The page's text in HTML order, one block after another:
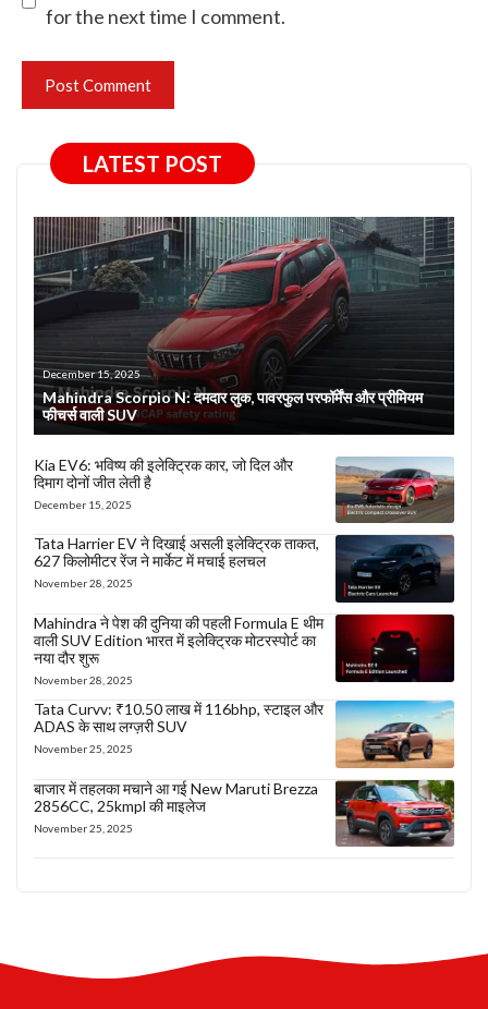
for the next time I comment.
LATEST POST
December 15, 2025
Mahindra Scorpio N: दमदार लुक, पावरफुल परफॉर्मेंस और प्रीमियम
फीचर्स वाली SUV
Kia EV6: भविष्य की इलेक्ट्रिक कार, जो दिल और
दिमाग दोनों जीत लेती है
December 15, 2025
Tata Harrier EV ने दिखाई असली इलेक्ट्रिक ताकत,
627 किलोमीटर रेंज ने मार्केट में मचाई हलचल
November 28, 2025
Mahindra ने पेश की दुनिया की पहली Formula E थीम
वाली SUV Edition भारत में इलेक्ट्रिक मोटरस्पोर्ट का
नया दौर शुरू
November 28, 2025
Tata Curvv: ₹10.50 लाख में 116bhp, स्टाइल और
ADAS के साथ लग्ज़री SUV
November 25, 2025
बाजार में तहलका मचाने आ गई New Maruti Brezza
2856CC, 25kmpl की माइलेज
November 25, 2025